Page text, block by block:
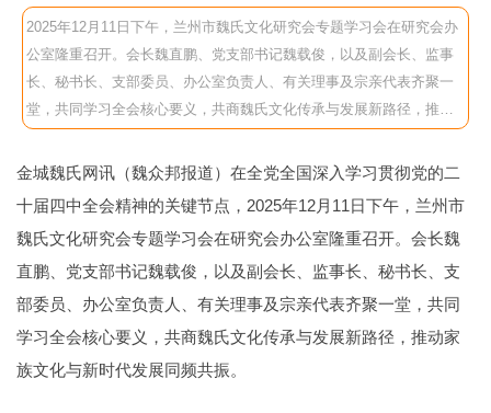
2025年12月11日下午，兰州市魏氏文化研究会专题学习会在研究会办
公室隆重召开。会长魏直鹏、党支部书记魏载俊，以及副会长、监事
长、秘书长、支部委员、办公室负责人、有关理事及宗亲代表齐聚一
堂，共同学习全会核心要义，共商魏氏文化传承与发展新路径，推动
金城魏氏网讯（魏众邦报道）在全党全国深入学习贯彻党的二
十届四中全会精神的关键节点，2025年12月11日下午，兰州市
魏氏文化研究会专题学习会在研究会办公室隆重召开。会长魏
直鹏、党支部书记魏载俊，以及副会长、监事长、秘书长、支
部委员、办公室负责人、有关理事及宗亲代表齐聚一堂，共同
学习全会核心要义，共商魏氏文化传承与发展新路径，推动家
族文化与新时代发展同频共振。